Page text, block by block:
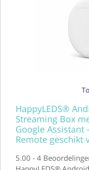
HappyLEDS®
Streaming Box
Google Assistant
Remote geschikt
5.00 - 4